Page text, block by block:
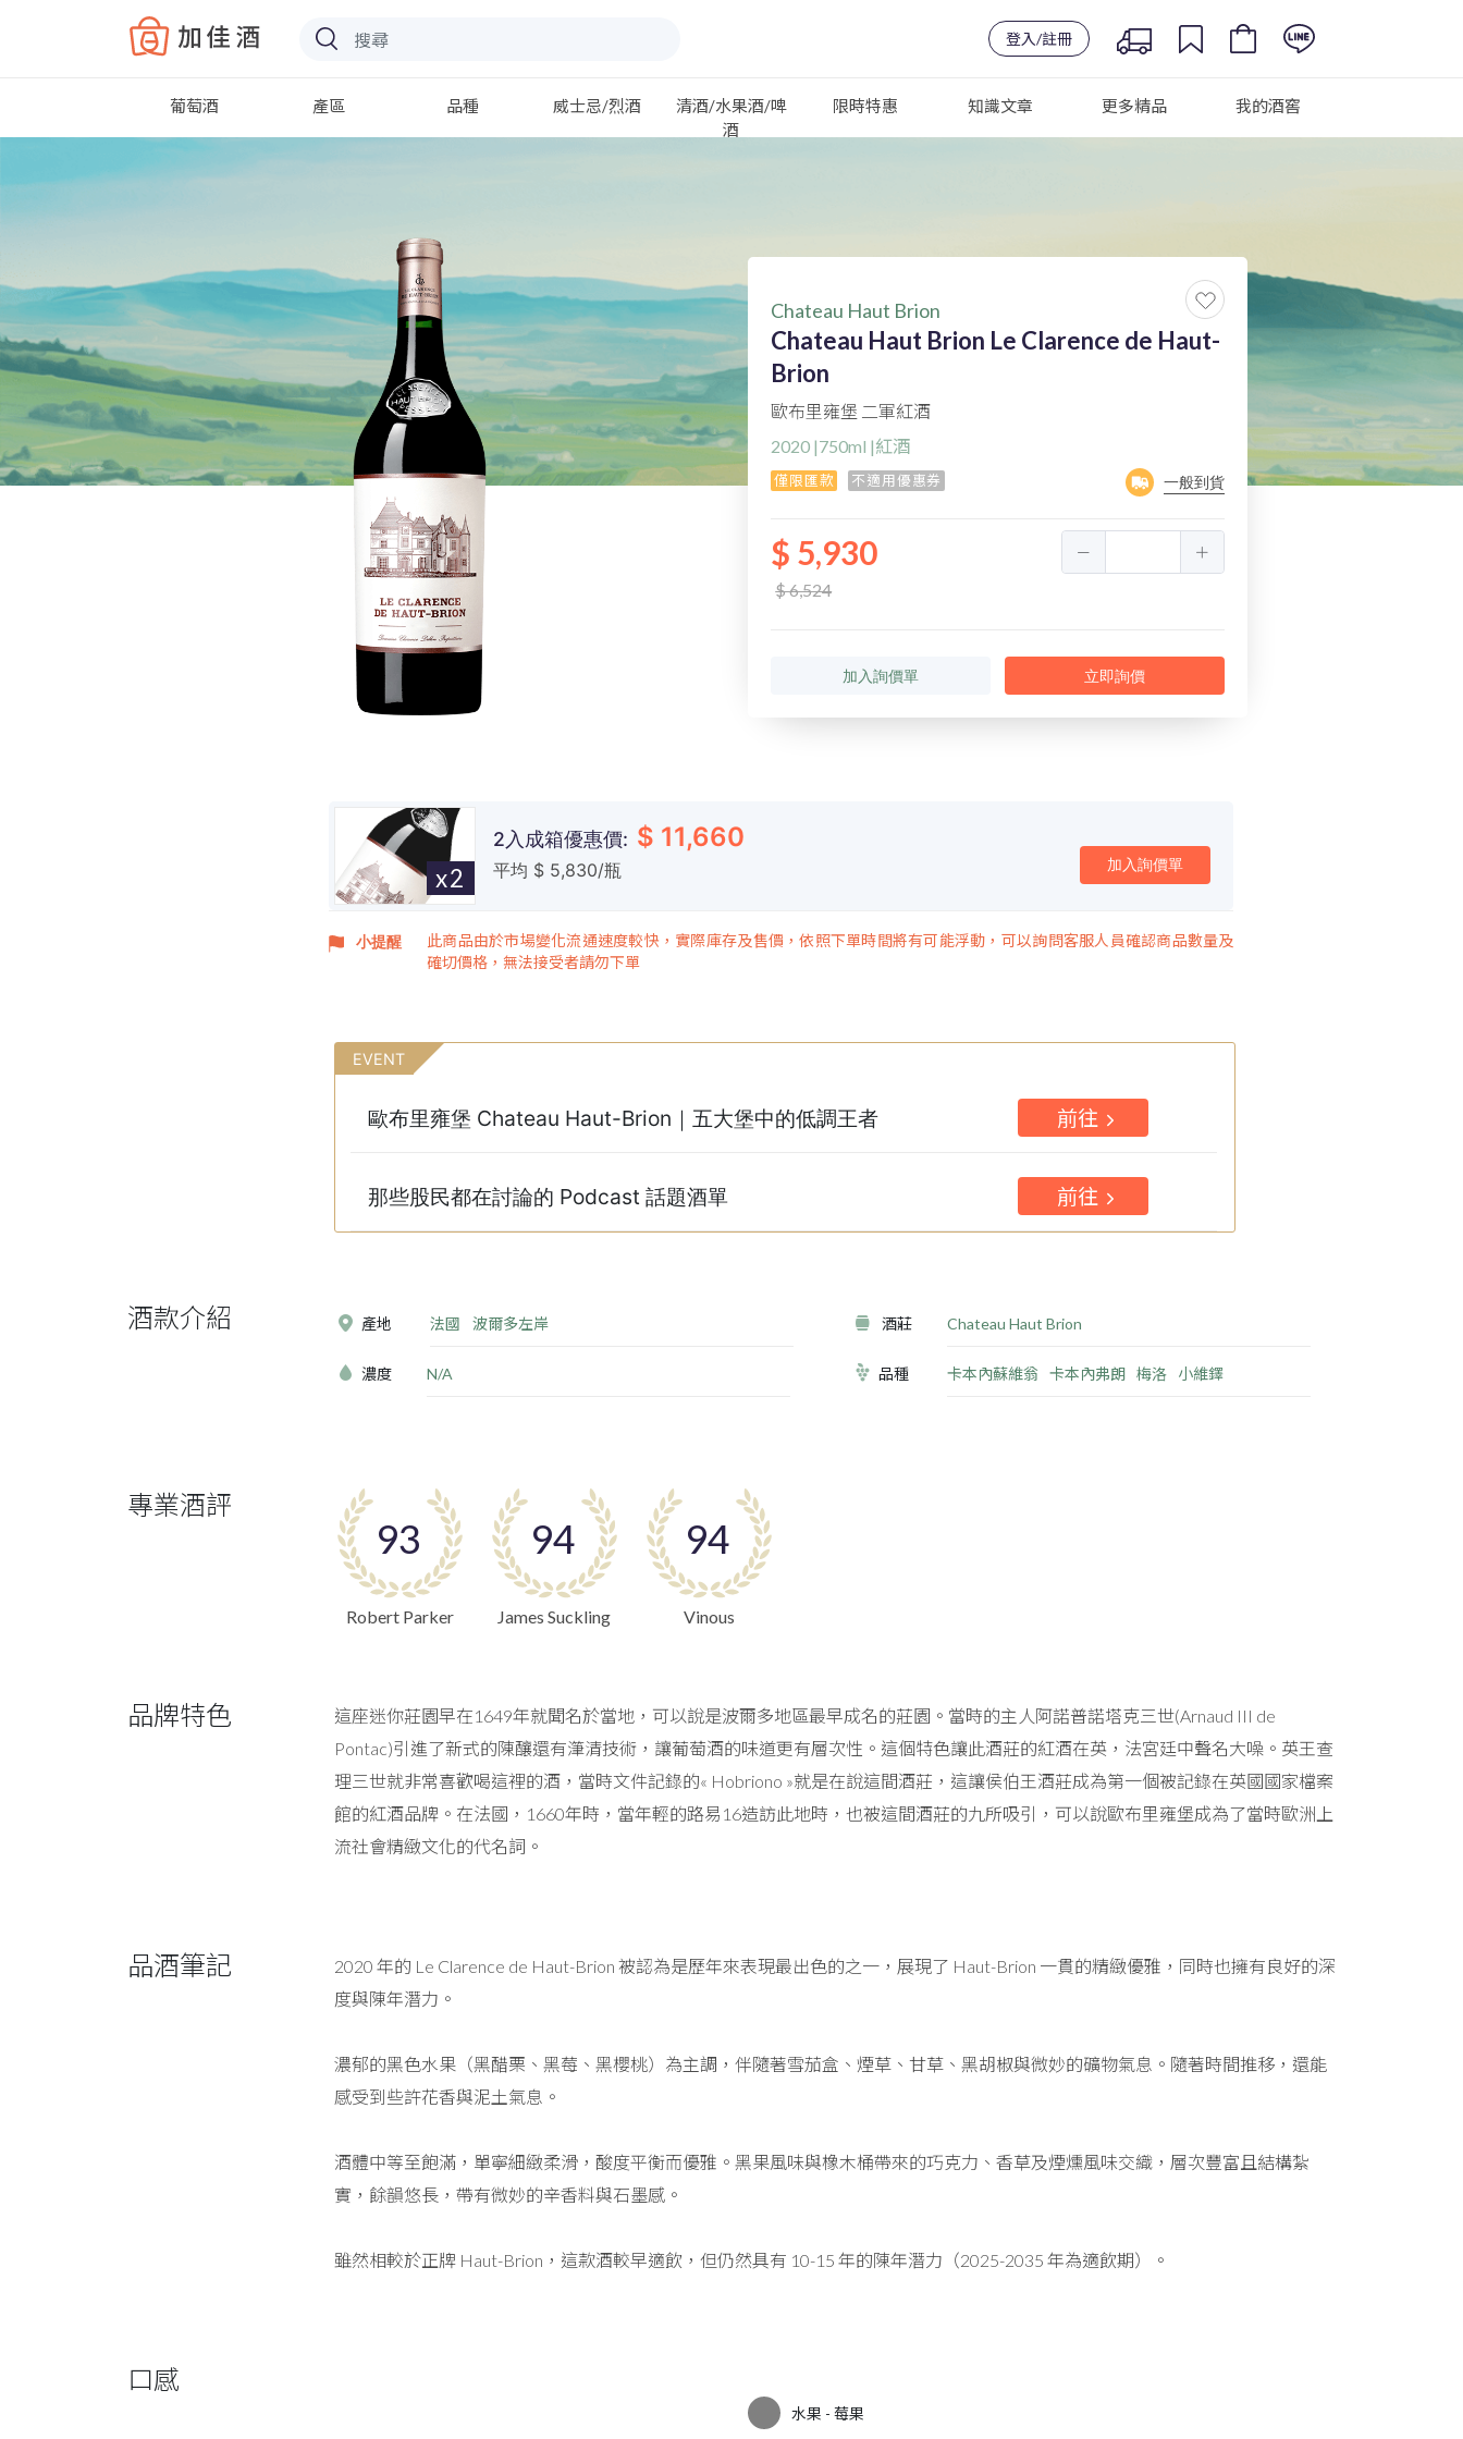
Baccus
登入/註冊
葡萄酒 產區 品種 威士忌/烈酒
清酒/水果酒/啤
酒
限時特惠 知識文章 更多精品 我的酒窖
Chateau Haut Brion
Chateau Haut Brion Le Clarence de Haut-
Brion
歐布里雍堡 二軍紅酒
2020 |750ml |紅酒
僅限匯款 不適用優惠券 一般到貨
$ 5,930
$ 6,524
加入詢價單 立即詢價
x2
2入成箱優惠價: $ 11,660
平均 $ 5,830/瓶 加入詢價單
小提醒
此商品由於市場變化流通速度較快，實際庫存及售價，依照下單時間將有可能浮動，可以詢問客服人員確認商品數量及
確切價格，無法接受者請勿下單
EVENT
歐布里雍堡 Chateau Haut-Brion｜五大堡中的低調王者 前往
那些股民都在討論的 Podcast 話題酒單 前往
酒款介紹 產地 法國 波爾多左岸 酒莊 Chateau Haut Brion
濃度 N/A 品種 卡本內蘇維翁 卡本內弗朗 梅洛 小維鐸
專業酒評
93
Robert Parker
94
James Suckling
94
Vinous
品牌特色
這座迷你莊園早在1649年就聞名於當地，可以說是波爾多地區最早成名的莊園。當時的主人阿諾普諾塔克三世(Arnaud III de
Pontac)引進了新式的陳釀還有潷清技術，讓葡萄酒的味道更有層次性。這個特色讓此酒莊的紅酒在英，法宮廷中聲名大噪。英王查
理三世就非常喜歡喝這裡的酒，當時文件記錄的« Hobriono »就是在說這間酒莊，這讓侯伯王酒莊成為第一個被記錄在英國國家檔案
館的紅酒品牌。在法國，1660年時，當年輕的路易16造訪此地時，也被這間酒莊的九所吸引，可以說歐布里雍堡成為了當時歐洲上
流社會精緻文化的代名詞。
品酒筆記
2020 年的 Le Clarence de Haut-Brion 被認為是歷年來表現最出色的之一，展現了 Haut-Brion 一貫的精緻優雅，同時也擁有良好的深
度與陳年潛力。
濃郁的黑色水果（黑醋栗、黑莓、黑櫻桃）為主調，伴隨著雪茄盒、煙草、甘草、黑胡椒與微妙的礦物氣息。隨著時間推移，還能
感受到些許花香與泥土氣息。
酒體中等至飽滿，單寧細緻柔滑，酸度平衡而優雅。黑果風味與橡木桶帶來的巧克力、香草及煙燻風味交織，層次豐富且結構紮
實，餘韻悠長，帶有微妙的辛香料與石墨感。
雖然相較於正牌 Haut-Brion，這款酒較早適飲，但仍然具有 10-15 年的陳年潛力（2025-2035 年為適飲期）。
口感
水果 - 莓果